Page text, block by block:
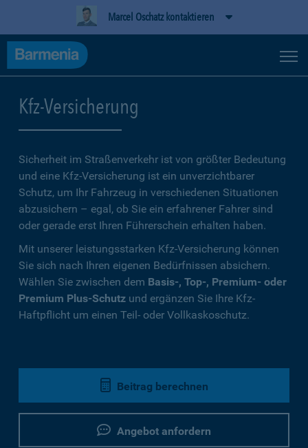
Marcel Oschatz kontaktieren
Kfz-Versicherung
Sicherheit im Straßenverkehr ist von größter Bedeutung
und eine Kfz-Versicherung ist ein unverzichtbarer
Schutz, um Ihr Fahrzeug in verschiedenen Situationen
abzusichern – egal, ob Sie ein erfahrener Fahrer sind
oder gerade erst Ihren Führerschein erhalten haben.
Mit unserer leistungsstarken Kfz-Versicherung können
Sie sich nach Ihren eigenen Bedürfnissen absichern.
Wählen Sie zwischen dem Basis-, Top-, Premium- oder
Premium Plus-Schutz und ergänzen Sie Ihre Kfz-
Haftpflicht um einen Teil- oder Vollkaskoschutz.
Beitrag berechnen
Angebot anfordern